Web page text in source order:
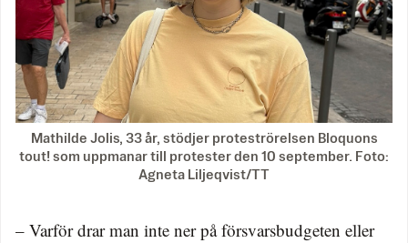
Mathilde Jolis, 33 år, stödjer proteströrelsen Bloquons
tout! som uppmanar till protester den 10 september. Foto:
Agneta Liljeqvist/TT
– Varför drar man inte ner på försvarsbudgeten eller